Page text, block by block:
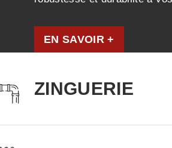
EN SAVOIR +
ZINGUERIE